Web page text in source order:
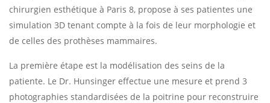
chirurgien esthétique à Paris 8, propose à ses patientes une
simulation 3D tenant compte à la fois de leur morphologie et
de celles des prothèses mammaires.
La première étape est la modélisation des seins de la
patiente. Le Dr. Hunsinger effectue une mesure et prend 3
photographies standardisées de la poitrine pour reconstruire